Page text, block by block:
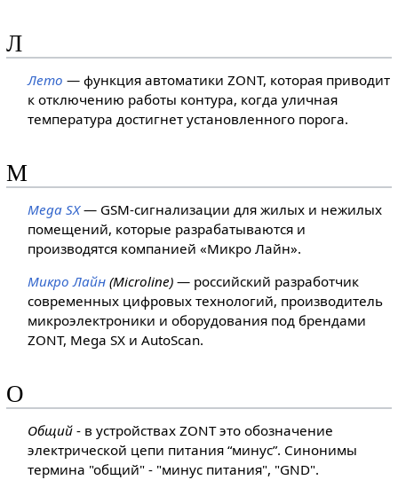
Л
Лето — функция автоматики ZONT, которая приводит
к отключению работы контура, когда уличная
температура достигнет установленного порога.
М
Mega SX— GSM-сигнализации для жилых и нежилых
помещений, которые разрабатываются и
производятся компанией «Микро Лайн».
Микро Лайн (Microline) — российский разработчик
современных цифровых технологий, производитель
микроэлектроники и оборудования под брендами
ZONT, Mega SX и AutoScan.
О
Общий - в устройствах ZONT это обозначение
электрической цепи питания “минус”. Синонимы
термина "общий" - "минус питания", "GND".